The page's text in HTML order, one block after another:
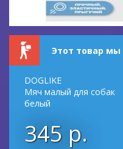
Этот товар мы
DOGLIKE
Мяч малый для собак
белый
345 р.